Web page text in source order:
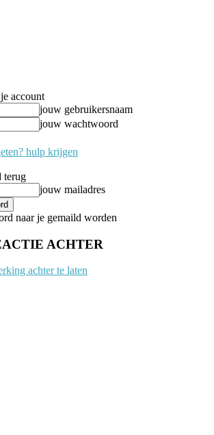
account
jouw gebruikersnaam
jouw wachtwoord
hulp krijgen
terug
jouw mailadres
naar je gemaild worden
ACHTER
achter te laten